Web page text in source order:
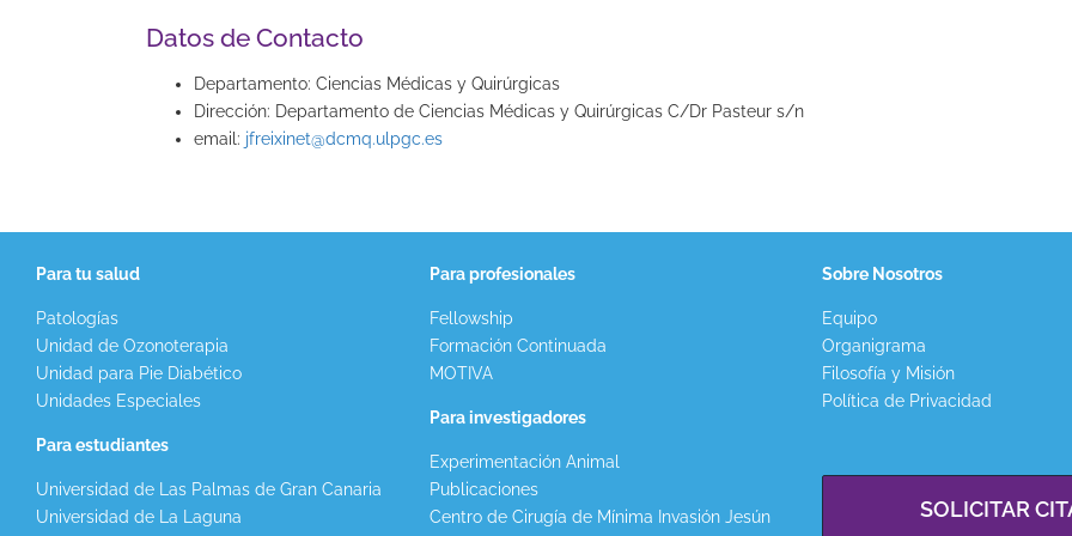
Datos de Contacto
Departamento: Ciencias Médicas y Quirúrgicas
Dirección: Departamento de Ciencias Médicas y Quirúrgicas C/Dr Pasteur s/n
email: jfreixinet@dcmq.ulpgc.es
Para tu salud
Patologías
Unidad de Ozonoterapia
Unidad para Pie Diabético
Unidades Especiales
Para estudiantes
Universidad de Las Palmas de Gran Canaria
Universidad de La Laguna
Para profesionales
Fellowship
Formación Continuada
MOTIVA
Para investigadores
Experimentación Animal
Publicaciones
Centro de Cirugía de Mínima Invasión Jesún
Sobre Nosotros
Equipo
Organigrama
Filosofía y Misión
Política de Privacidad
SOLICITAR